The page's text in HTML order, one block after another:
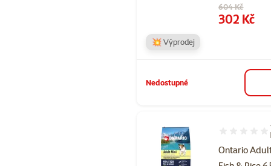
Původní cena
604 Kč
Cena
302 Kč
💥 Výprodej
Nedostupné
Ontario
Hodnocení